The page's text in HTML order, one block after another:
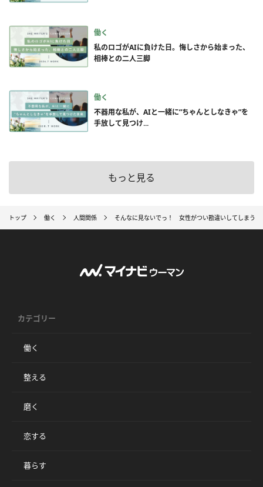
働く
私のロゴがAIに負けた日。悔しさから始まった、
相棒との二人三脚
働く
不器用な私が、AIと一緒に”ちゃんとしなきゃ”を
手放して見つけ...
もっと見る
トップ 働く 人間関係 そんなに見ないでっ！ 女性がつい勘違いしてしまう男
カテゴリー
働く
整える
磨く
恋する
暮らす